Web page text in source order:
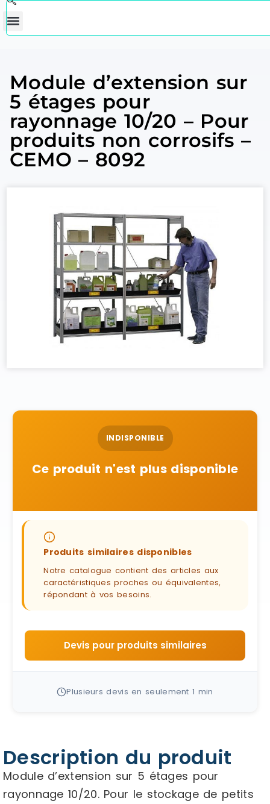
Module d’extension sur
5 étages pour
rayonnage 10/20 – Pour
produits non corrosifs –
CEMO – 8092
INDISPONIBLE
Ce produit n'est plus disponible
Produits similaires disponibles
Notre catalogue contient des articles aux
caractéristiques proches ou équivalentes,
répondant à vos besoins.
Devis pour produits similaires
Plusieurs devis en seulement 1 min
Description du produit
Module d’extension sur 5 étages pour
rayonnage 10/20. Pour le stockage de petits